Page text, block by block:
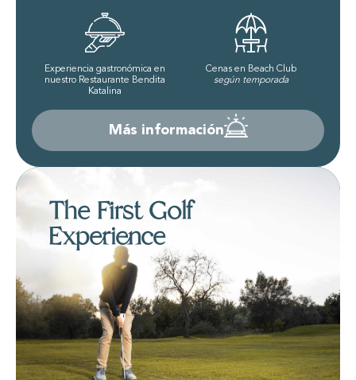
Experiencia gastronómica en
nuestro Restaurante Bendita
Katalina
Cenas en Beach Club
según temporada
Más información
The First Golf
Experience